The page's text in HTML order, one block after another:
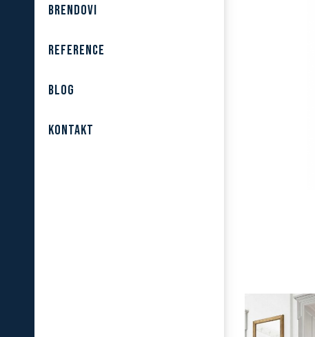
BRENDOVI
REFERENCE
BLOG
KONTAKT